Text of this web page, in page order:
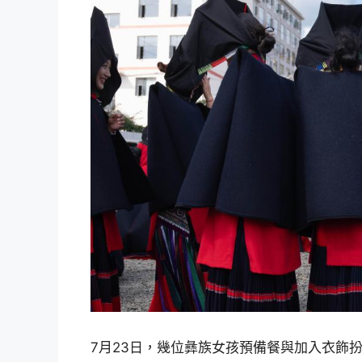
7月23日，幾位彝族女孩預備餐與加入衣飾